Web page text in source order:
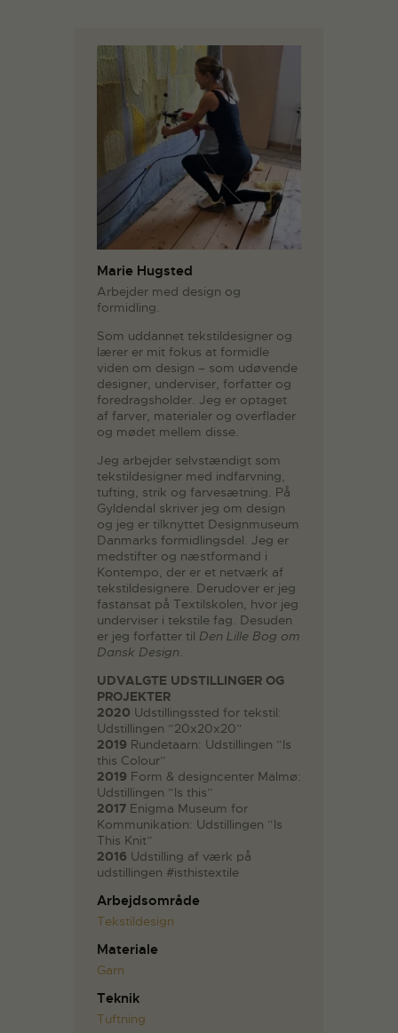
Marie Hugsted
Arbejder med design og
formidling.
Som uddannet tekstildesigner og
lærer er mit fokus at formidle
viden om design – som udøvende
designer, underviser, forfatter og
foredragsholder. Jeg er optaget
af farver, materialer og overflader
og mødet mellem disse.
Jeg arbejder selvstændigt som
tekstildesigner med indfarvning,
tufting, strik og farvesætning. På
Gyldendal skriver jeg om design
og jeg er tilknyttet Designmuseum
Danmarks formidlingsdel. Jeg er
medstifter og næstformand i
Kontempo, der er et netværk af
tekstildesignere. Derudover er jeg
fastansat på Textilskolen, hvor jeg
underviser i tekstile fag. Desuden
er jeg forfatter til Den Lille Bog om
Dansk Design.
UDVALGTE UDSTILLINGER OG
PROJEKTER
2020 Udstillingssted for tekstil:
Udstillingen ”20x20x20”
2019 Rundetaarn: Udstillingen ”Is
this Colour”
2019 Form & designcenter Malmø:
Udstillingen ”Is this”
2017 Enigma Museum for
Kommunikation: Udstillingen ”Is
This Knit”
2016 Udstilling af værk på
udstillingen #isthistextile
Arbejdsområde
Tekstildesign
Materiale
Garn
Teknik
Tuftning